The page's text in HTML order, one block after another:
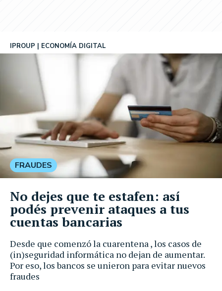
Desde que comenzó la cuarentena , los casos de
(in)seguridad informática no dejan de aumentar.
Por eso, los bancos se unieron para evitar nuevos
fraudes
IPROUP ECONOMÍA DIGITAL
FRAUDES
No dejes que te estafen: así
podés prevenir ataques a tus
cuentas bancarias